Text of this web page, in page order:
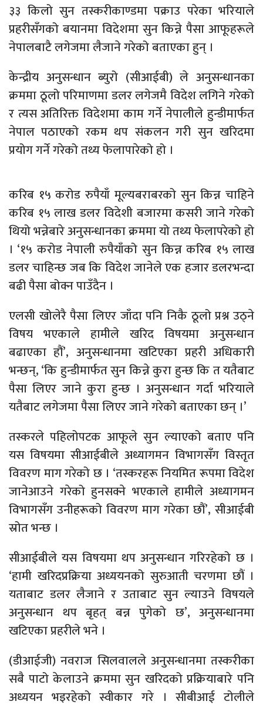
३३ किलो सुन तस्करीकाण्डमा पक्राउ परेका भरियाले
प्रहरीसँगको बयानमा विदेशमा सुन किन्ने पैसा आफूहरूले
नेपालबाटै लगेजमा लैजाने गरेको बताएका हुन् ।
केन्द्रीय अनुसन्धान ब्युरो (सीआईबी) ले अनुसन्धानका
क्रममा ठूलो परिमाणमा डलर लगेजमै विदेश लगिने गरेको
र त्यस अतिरिक्त विदेशमा काम गर्ने नेपालीले हुन्डीमार्फत
नेपाल पठाएको रकम थप संकलन गरी सुन खरिदमा
प्रयोग गर्ने गरेको तथ्य फेलापारेको हो ।
करिब १५ करोड रुपैयाँ मूल्यबराबरको सुन किन्न चाहिने
करिब १५ लाख डलर विदेशी बजारमा कसरी जाने गरेको
थियो भन्नेबारे अनुसन्धानका क्रममा यो तथ्य फेलापरेको हो
। ‘१५ करोड नेपाली रुपैयाँको सुन किन्न करिब १५ लाख
डलर चाहिन्छ जब कि विदेश जानेले एक हजार डलरभन्दा
बढी पैसा बोक्न पाउँदैन ।
एलसी खोलेरै पैसा लिएर जाँदा पनि निकै ठूलो प्रश्न उठ्ने
विषय भएकाले हामीले खरिद विषयमा अनुसन्धान
बढाएका हौं’, अनुसन्धानमा खटिएका प्रहरी अधिकारी
भन्छन्, ‘कि हुन्डीमार्फत सुन किन्ने कुरा हुन्छ कि त यतैबाट
पैसा लिएर जाने कुरा हुन्छ । अनुसन्धान गर्दा भरियाले
यतैबाट लगेजमा पैसा लिएर जाने गरेको बताएका छन् ।’
तस्करले पहिलोपटक आफूले सुन ल्याएको बताए पनि
यस विषयमा सीआईबीले अध्यागमन विभागसँग विस्तृत
विवरण माग गरेको छ । ‘तस्करहरू नियमित रूपमा विदेश
जानेआउने गरेको हुनसक्ने भएकाले हामीले अध्यागमन
विभागसँग उनीहरूको विवरण माग गरेका छौं’, सीआईबी
स्रोत भन्छ ।
सीआईबीले यस विषयमा थप अनुसन्धान गरिरहेको छ ।
‘हामी खरिदप्रक्रिया अध्ययनको सुरुआती चरणमा छौं ।
यताबाट डलर लैजाने र उताबाट सुन ल्याउने विषयले
अनुसन्धान थप बृहत् बन्न पुगेको छ’, अनुसन्धानमा
खटिएका प्रहरीले भने ।
(डीआईजी) नवराज सिलवालले अनुसन्धानमा तस्करीका
सबै पाटो केलाउने क्रममा सुन खरिदको प्रक्रियाबारे पनि
अध्ययन भइरहेको स्वीकार गरे । सीबीआई टोलीले